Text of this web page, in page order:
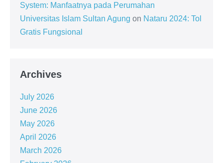
System: Manfaatnya pada Perumahan
Universitas Islam Sultan Agung on Nataru 2024: Tol
Gratis Fungsional
Archives
July 2026
June 2026
May 2026
April 2026
March 2026